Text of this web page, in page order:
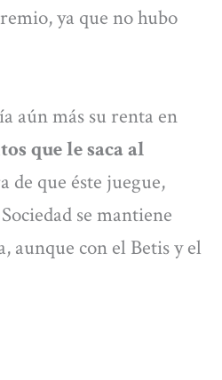
ya que no hubo
aún más su renta en
que le saca al
de que éste juegue,
se mantiene
aunque con el Betis y el